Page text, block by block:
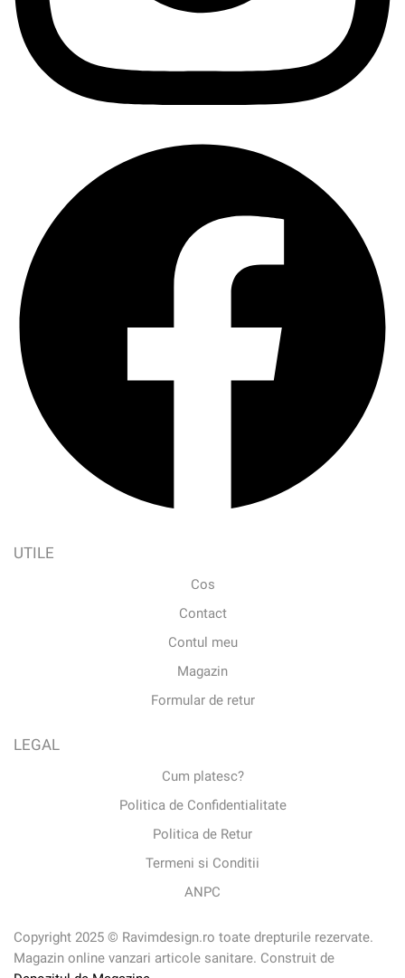
UTILE
Cos
Contact
Contul meu
Magazin
Formular de retur
LEGAL
Cum platesc?
Politica de Confidentialitate
Politica de Retur
Termeni si Conditii
ANPC
Copyright 2025 © Ravimdesign.ro toate drepturile rezervate.
Magazin online vanzari articole sanitare. Construit de